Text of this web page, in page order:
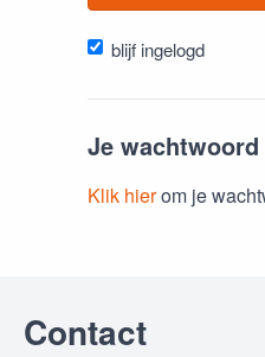
blijf ingelogd
Je
Klik hierom je
Contact